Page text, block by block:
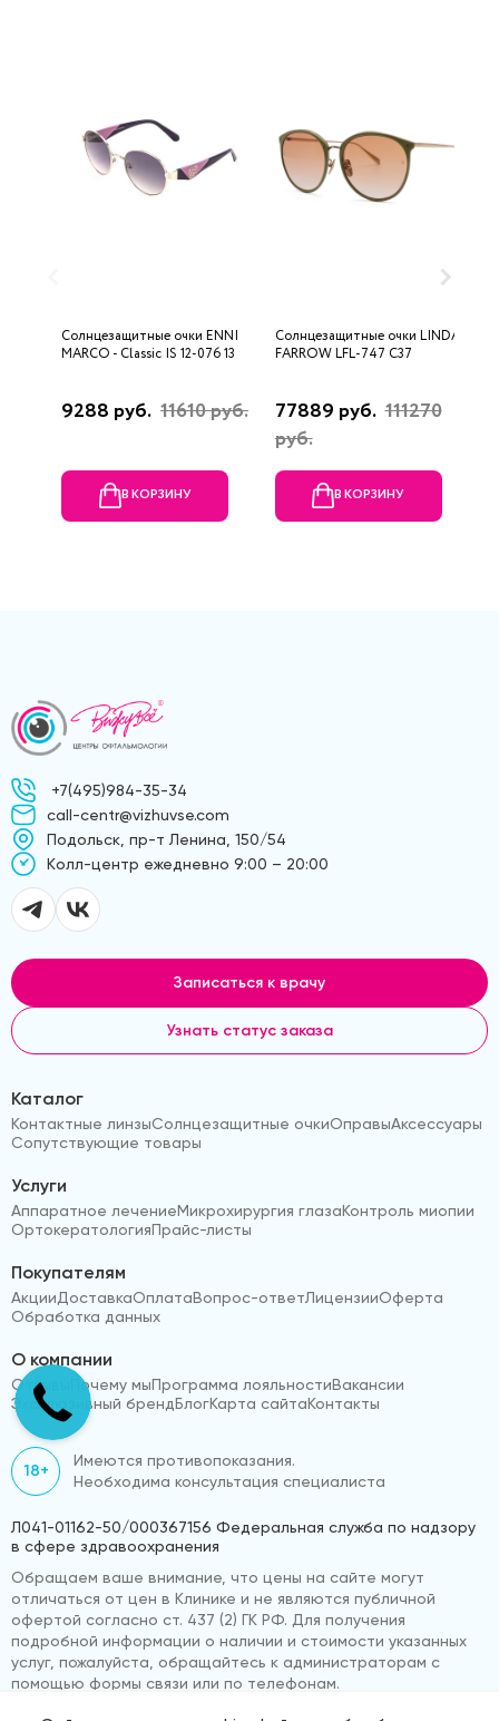
Солнцезащитные очки ENNI
MARCO - Classic IS 12-076 13
9288 руб. 11610 руб.
В КОРЗИНУ
Солнцезащитные очки LINDA
FARROW LFL-747 C37
77889 руб. 111270
руб.
В КОРЗИНУ
+7(495)984-35-34
call-centr@vizhuvse.com
Подольск, пр-т Ленина, 150/54
Kолл-центр ежедневно 9:00 – 20:00
Записаться к врачу
Узнать статус заказа
Каталог
Контактные линзыСолнцезащитные очкиОправыАксессуары
Сопутствующие товары
Услуги
Аппаратное лечениеМикрохирургия глазаКонтроль миопии
ОртокератологияПрайс-листы
Покупателям
АкцииДоставкаОплатаВопрос-ответЛицензииОферта
Обработка данных
О компании
Отзывы Почему мыПрограмма лояльностиВакансии
Эксклюзивный брендБлогКарта сайтаКонтакты
18+
Имеются противопоказания.
Необходима консультация специалиста
Л041-01162-50/000367156 Федеральная служба по надзору
в сфере здравоохранения
Обращаем ваше внимание, что цены на сайте могут
отличаться от цен в Клинике и не являются публичной
офертой согласно ст. 437 (2) ГК РФ. Для получения
подробной информации о наличии и стоимости указанных
услуг, пожалуйста, обращайтесь к администраторам с
помощью формы связи или по телефонам.